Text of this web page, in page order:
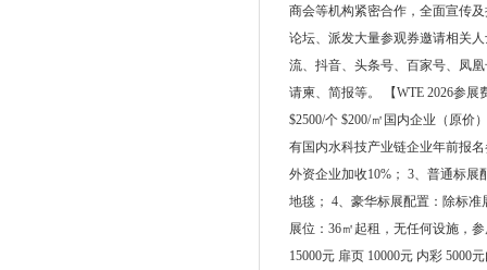
商会等机构紧密合作，全面宣传
论坛、派发大量参观券邀请相关
流、抖音、头条号、百家号、凤
请柬、简报等。 【WTE 2026参
$2500/个 $200/㎡国内企业（原价
有国内水科技产业链企业年前报
外资企业加收10%； 3、普通标展
地毯； 4、豪华标展配置：除标
展位：36㎡起租，无任何设施，
15000元 扉页 10000元 内彩 5000